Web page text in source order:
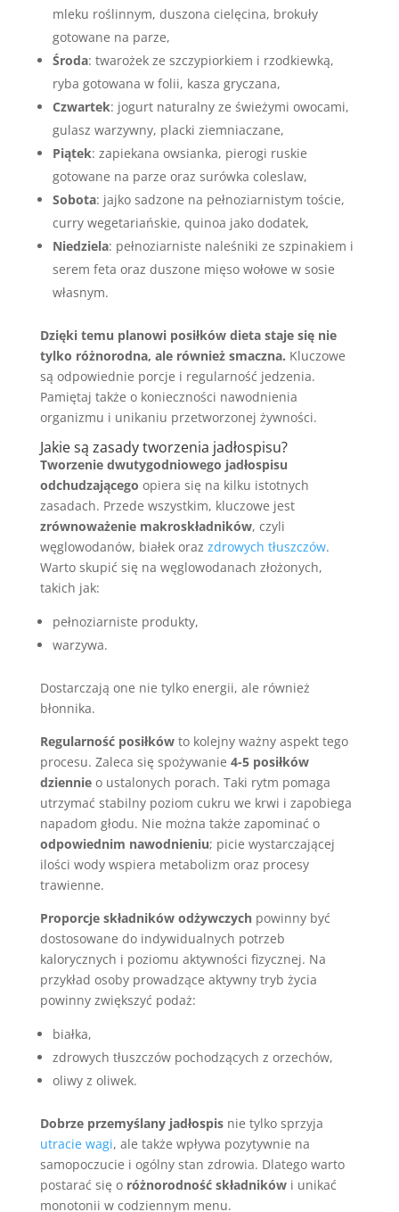
mleku roślinnym, duszona cielęcina, brokuły
gotowane na parze,
Środa: twarożek ze szczypiorkiem i rzodkiewką,
ryba gotowana w folii, kasza gryczana,
Czwartek: jogurt naturalny ze świeżymi owocami,
gulasz warzywny, placki ziemniaczane,
Piątek: zapiekana owsianka, pierogi ruskie
gotowane na parze oraz surówka coleslaw,
Sobota: jajko sadzone na pełnoziarnistym toście,
curry wegetariańskie, quinoa jako dodatek,
Niedziela: pełnoziarniste naleśniki ze szpinakiem i
serem feta oraz duszone mięso wołowe w sosie
własnym.
Dzięki temu planowi posiłków dieta staje się nie
tylko różnorodna, ale również smaczna. Kluczowe
są odpowiednie porcje i regularność jedzenia.
Pamiętaj także o konieczności nawodnienia
organizmu i unikaniu przetworzonej żywności.
Jakie są zasady tworzenia jadłospisu?
Tworzenie dwutygodniowego jadłospisu
odchudzającego opiera się na kilku istotnych
zasadach. Przede wszystkim, kluczowe jest
zrównoważenie makroskładników, czyli
węglowodanów, białek oraz zdrowych tłuszczów.
Warto skupić się na węglowodanach złożonych,
takich jak:
pełnoziarniste produkty,
warzywa.
Dostarczają one nie tylko energii, ale również
błonnika.
Regularność posiłkówto kolejny ważny aspekt tego
procesu. Zaleca się spożywanie 4-5 posiłków
dziennieo ustalonych porach. Taki rytm pomaga
utrzymać stabilny poziom cukru we krwi i zapobiega
napadom głodu. Nie można także zapominać o
odpowiednim nawodnieniu; picie wystarczającej
ilości wody wspiera metabolizm oraz procesy
trawienne.
Proporcje składników odżywczychpowinny być
dostosowane do indywidualnych potrzeb
kalorycznych i poziomu aktywności fizycznej. Na
przykład osoby prowadzące aktywny tryb życia
powinny zwiększyć podaż:
białka,
zdrowych tłuszczów pochodzących z orzechów,
oliwy z oliwek.
Dobrze przemyślany jadłospisnie tylko sprzyja
utracie wagi, ale także wpływa pozytywnie na
samopoczucie i ogólny stan zdrowia. Dlatego warto
postarać się o różnorodność składnikówi unikać
monotonii w codziennym menu.